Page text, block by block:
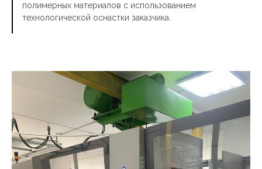
полимерных материалов с использованием
технологической оснастки заказчика.